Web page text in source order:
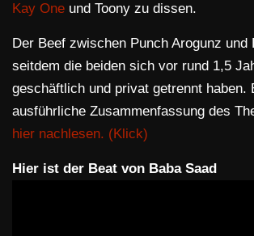
Kay One und Toony zu dissen.
Der Beef zwischen Punch Arogunz und
seitdem die beiden sich vor rund 1,5
geschäftlich und privat getrennt haben.
ausführliche Zusammenfassung des
hier nachlesen. (Klick)
Hier ist der Beat von Baba Saad